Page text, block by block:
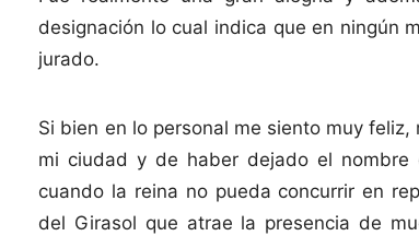
designación lo cual indica que en ningún
jurado.
Si bien en lo personal me siento muy
mi ciudad y de haber dejado el
cuando la reina no pueda concurrir en
del Girasol que atrae la presencia de